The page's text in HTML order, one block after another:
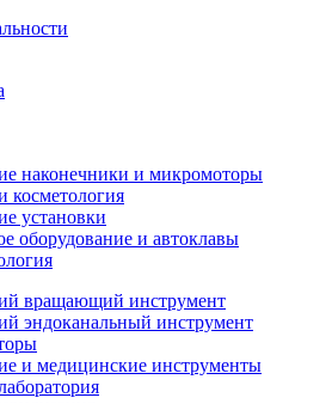
наконечники и микромоторы
косметология
установки
оборудование и автоклавы
вращающий инструмент
эндоканальный инструмент
и медицинские инструменты